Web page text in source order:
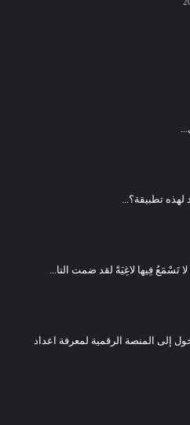
تطبيقة؟...
إلى المنصة الرقمية لمعرفة اعداد